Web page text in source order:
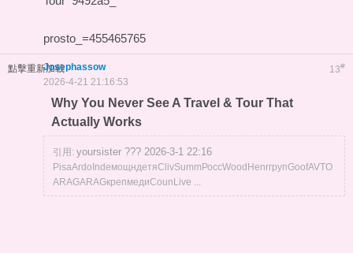
prosto_=455465765
點擊重新加載 13#
Josephassow
2026-4-21 21:16:53
Why You Never See A Travel & Tour That
Actually Works
引用: yoursister ??? 2026-3-1 22:16
PisaArdoIndeмощндетяClivSummРоссWoodHenrгрупGoofAVTO
ARAGARAGкрепмедиCounLive ...